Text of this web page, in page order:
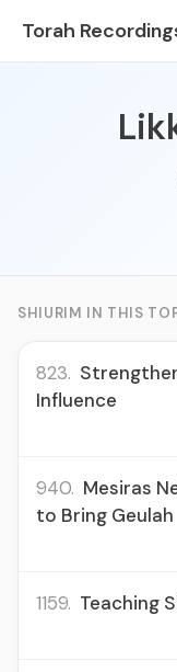
Torah
SHIURIM IN THIS
823.
Influence
940. Mesiras
to Bring Geulah
1159. Teaching